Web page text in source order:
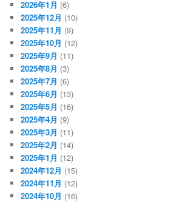
2026年1月 (6)
2025年12月 (10)
2025年11月 (9)
2025年10月 (12)
2025年9月 (11)
2025年8月 (3)
2025年7月 (6)
2025年6月 (13)
2025年5月 (16)
2025年4月 (9)
2025年3月 (11)
2025年2月 (14)
2025年1月 (12)
2024年12月 (15)
2024年11月 (12)
2024年10月 (16)